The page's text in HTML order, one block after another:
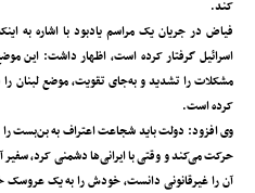
کند.
فیاض در جریان یک مراسم یادبود با اشاره به
اسرائیل گرفتار کرده است، اظهار داشت: این
مشکلات را تشدید و به‌جای تقویت، موضع لبنان
کرده است.
وی افزود: دولت باید شجاعت اعتراف به بن‌بست
حرکت می‌کند و وقتی با ایرانی‌ها دشمنی کرد، سفیر
آن را غیرقانونی دانست، خودش را به یک